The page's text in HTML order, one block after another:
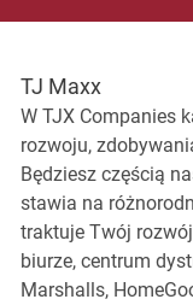
TJ Maxx
W TJX Companies
rozwoju,
Będziesz częścią
stawia na
traktuje Twój
biurze, centrum
Marshalls,